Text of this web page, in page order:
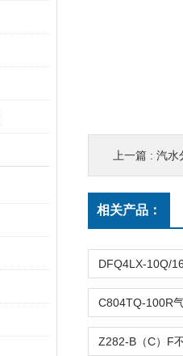
上一篇 : 汽水
相关产品：